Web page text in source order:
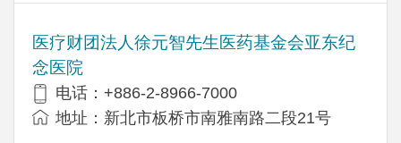
医疗财团法人徐元智先生医药基金会亚东纪
念医院
电话：+886-2-8966-7000
地址：新北市板桥市南雅南路二段21号